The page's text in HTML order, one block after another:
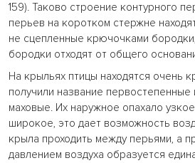
159). Таково строение контурного
перьев на коротком стержне
не сцепленные крючочками
бородки отходят от общего
На крыльях птицы находятся очень
получили название
маховые. Их наружное опахало
широкое, это дает возможность
крыла проходить между перьями, а
давлением воздуха образуется